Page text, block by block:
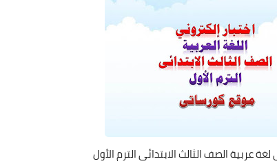
لغة عربية الصف الثالث الابتدائى الترم الأول